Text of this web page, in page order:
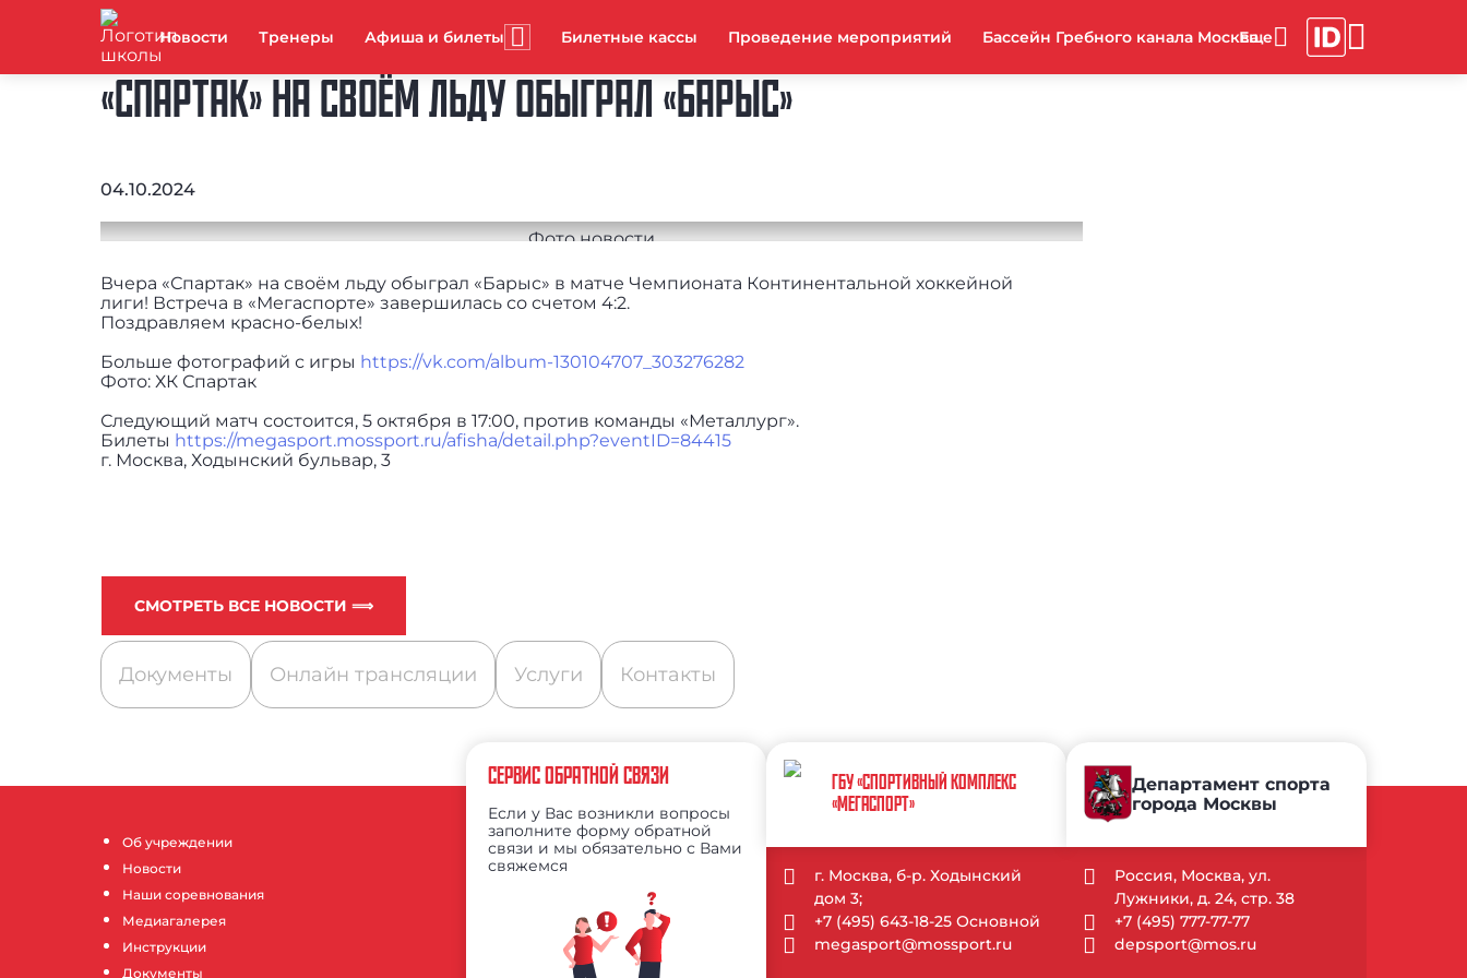
Новости Тренеры Афиша и билеты Билетные кассы Проведение мероприятий Бассейн Гребного канала Москва
«СПАРТАК» НА СВОЁМ ЛЬДУ ОБЫГРАЛ «БАРЫС»
04.10.2024
Вчера «Спартак» на своём льду обыграл «Барыс» в матче Чемпионата Континентальной хоккейной
лиги! Встреча в «Мегаспорте» завершилась со счетом 4:2.
Поздравляем красно-белых!
Больше фотографий с игры https://vk.com/album-130104707_303276282
Фото: ХК Спартак
Следующий матч состоится, 5 октября в 17:00, против команды «Металлург».
Билеты https://megasport.mossport.ru/afisha/detail.php?eventID=84415
г. Москва, Ходынский бульвар, 3
СМОТРЕТЬ ВСЕ НОВОСТИ ⟹
Документы Онлайн трансляции Услуги Контакты
Об учреждении
Новости
Наши соревнования
Медиагалерея
Инструкции
Документы
СЕРВИС ОБРАТНОЙ СВЯЗИ
Если у Вас возникли вопросы
заполните форму обратной
связи и мы обязательно с Вами
свяжемся
ГБУ «СПОРТИВНЫЙ КОМПЛЕКС
«МЕГАСПОРТ»
г. Москва, б-р. Ходынский
дом 3;
+7 (495) 643-18-25 Основной
megasport@mossport.ru
Департамент спорта
города Москвы
Россия, Москва, ул.
Лужники, д. 24, стр. 38
+7 (495) 777-77-77
depsport@mos.ru